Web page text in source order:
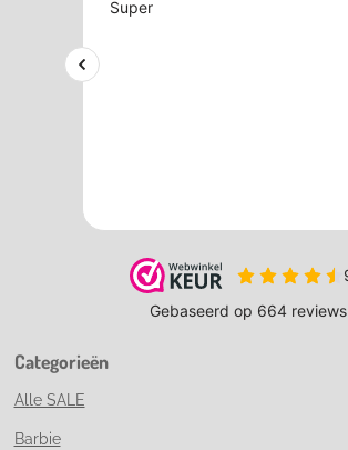
Categorieën
Alle SALE
Barbie